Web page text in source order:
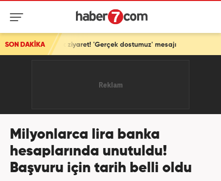
SON DAKİKA
ziyaret! 'Gerçek dostumuz' mesajı
Milyonlarca lira banka
hesaplarında unutuldu!
Başvuru için tarih belli oldu